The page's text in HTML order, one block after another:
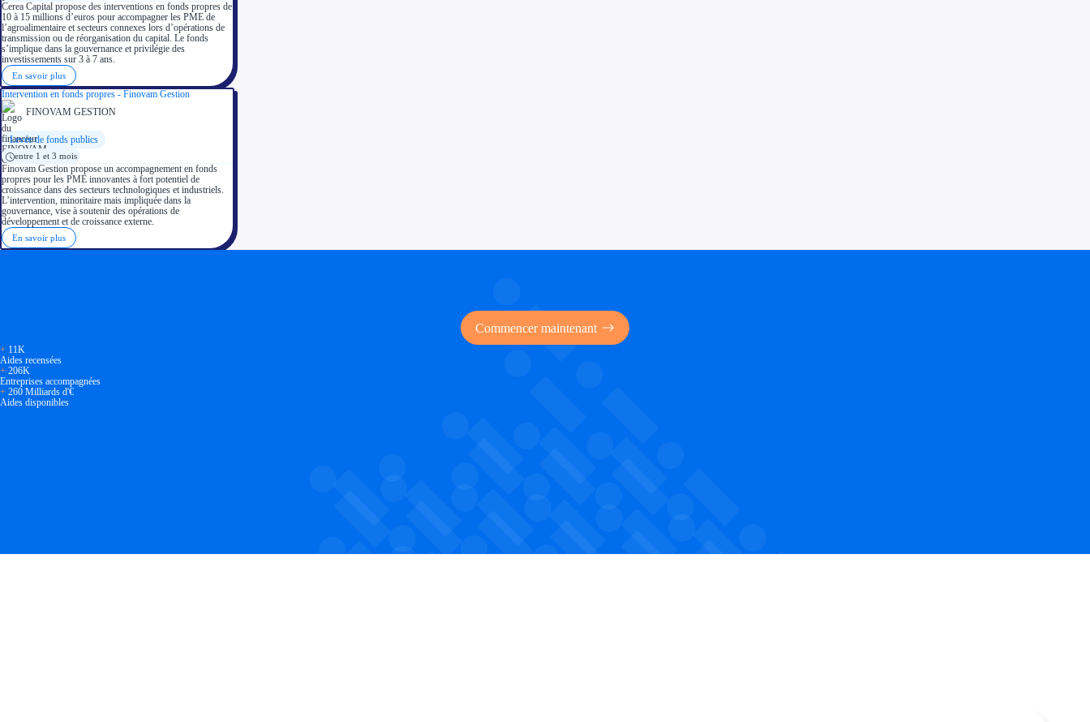
Cerea Capital propose des interventions en fonds propres de
10 à 15 millions d’euros pour accompagner les PME de
l’agroalimentaire et secteurs connexes lors d’opérations de
transmission ou de réorganisation du capital. Le fonds
s’implique dans la gouvernance et privilégie des
investissements sur 3 à 7 ans.
En savoir plus
Intervention en fonds propres - Finovam Gestion
FINOVAM GESTION
Levée de fonds publics
entre 1 et 3 mois
Finovam Gestion propose un accompagnement en fonds
propres pour les PME innovantes à fort potentiel de
croissance dans des secteurs technologiques et industriels.
L’intervention, minoritaire mais impliquée dans la
gouvernance, vise à soutenir des opérations de
développement et de croissance externe.
En savoir plus
Commencer maintenant
+ 11K
Aides recensées
+ 206K
Entreprises accompagnées
+ 260 Milliards d'€
Aides disponibles